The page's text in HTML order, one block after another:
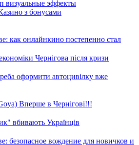
з бонусами
как онлайнкино постепенно стал
Чернігова після кризи
оформити автоцивілку вже
Вперше в Чернігові!!!
вбивають Українців
безопасное вождение для новичков и